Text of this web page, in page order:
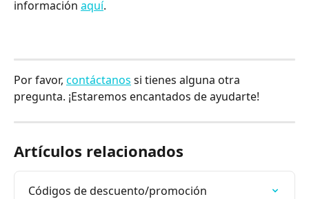
información aquí.
Por favor, contáctanos si tienes alguna otra
pregunta. ¡Estaremos encantados de ayudarte!
Artículos relacionados
Códigos de descuento/promoción